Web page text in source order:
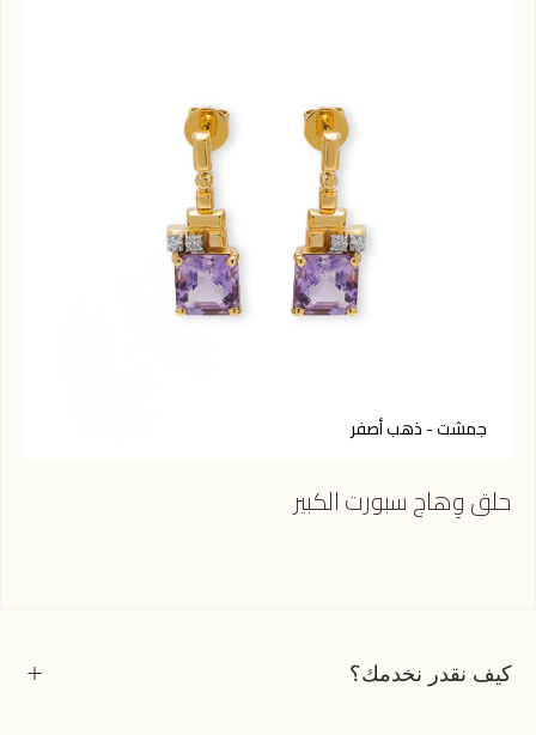
جمشت - ذهب أصفر
حلق وِهاج سبورت الكبير
كيف نقدر نخدمك؟